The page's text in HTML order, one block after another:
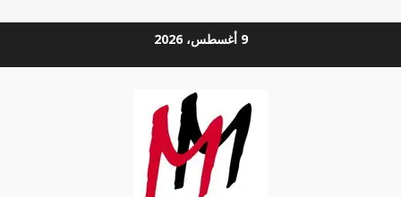
9 أغسطس، 2026